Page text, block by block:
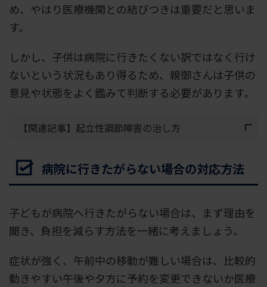
め、やはり医療機関との結びつきは重要だと思いま
す。
しかし、子供は病院に行きたくない訳ではなく行け
ないという状況もあり得るため、親御さんは子供の
意見や状態をよく鑑みて判断する必要があります。
【関連記事】起立性調節障害の治し方
病院に行きたがらない場合の対応方法
子どもが病院へ行きたがらない場合は、まず理由を
聞き、負担を減らす方法を一緒に考えましょう。
症状が強く、午前中の移動が難しい場合は、比較的
動きやすい午後や夕方に予約を変更できないか医療